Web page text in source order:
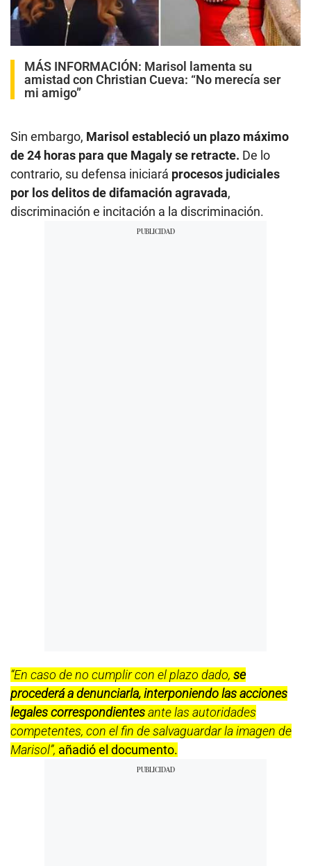
MÁS INFORMACIÓN: Marisol lamenta su
amistad con Christian Cueva: “No merecía ser
mi amigo”
Sin embargo, Marisol estableció un plazo máximo
de 24 horas para que Magaly se retracte. De lo
contrario, su defensa iniciará procesos judiciales
por los delitos de difamación agravada,
discriminación e incitación a la discriminación.
“En caso de no cumplir con el plazo dado, se
procederá a denunciarla, interponiendo las acciones
legales correspondientesante las autoridades
competentes, con el fin de salvaguardar la imagen de
Marisol”, añadió el documento.